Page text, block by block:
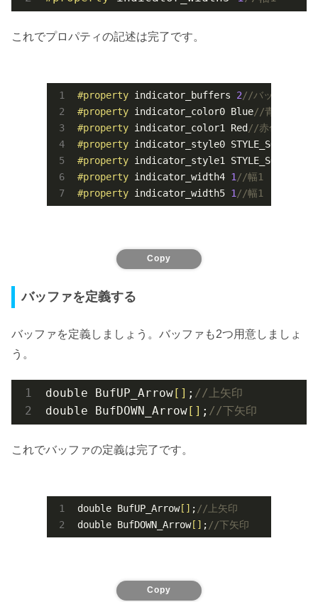
これでプロパティの記述は完了です。
#property indicator_buffers 2//バッファ2つ
#property indicator_color0 Blue//青色
#property indicator_color1 Red //赤色
#property indicator_style0 STYLE_SOLID
#property indicator_style1 STYLE_SOLID
#property indicator_width4 1 //幅1
#property indicator_width5 1 //幅1
Copy
バッファを定義する
バッファを定義しましょう。バッファも2つ用意しましょ
う。
double BufUP_Arrow [] ; //上矢印
double BufDOWN_Arrow [] ; //下矢印
これでバッファの定義は完了です。
double BufUP_Arrow[] ; //上矢印
double BufDOWN_Arrow[] ; //下矢印
Copy